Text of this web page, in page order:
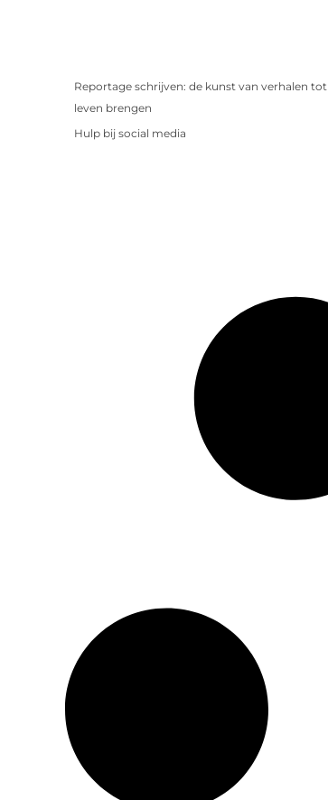
Reportage schrijven: de kunst van verhalen tot
leven brengen
Hulp bij social media